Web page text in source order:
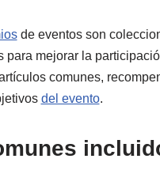
de eventos son
para mejorar la
comunes,
del evento.